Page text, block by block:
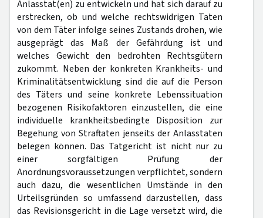
Anlasstat(en) zu entwickeln und hat sich darauf zu
erstrecken, ob und welche rechtswidrigen Taten
von dem Täter infolge seines Zustands drohen, wie
ausgeprägt das Maß der Gefährdung ist und
welches Gewicht den bedrohten Rechtsgütern
zukommt. Neben der konkreten Krankheits- und
Kriminalitätsentwicklung sind die auf die Person
des Täters und seine konkrete Lebenssituation
bezogenen Risikofaktoren einzustellen, die eine
individuelle krankheitsbedingte Disposition zur
Begehung von Straftaten jenseits der Anlasstaten
belegen können. Das Tatgericht ist nicht nur zu
einer sorgfältigen Prüfung der
Anordnungsvoraussetzungen verpflichtet, sondern
auch dazu, die wesentlichen Umstände in den
Urteilsgründen so umfassend darzustellen, dass
das Revisionsgericht in die Lage versetzt wird, die